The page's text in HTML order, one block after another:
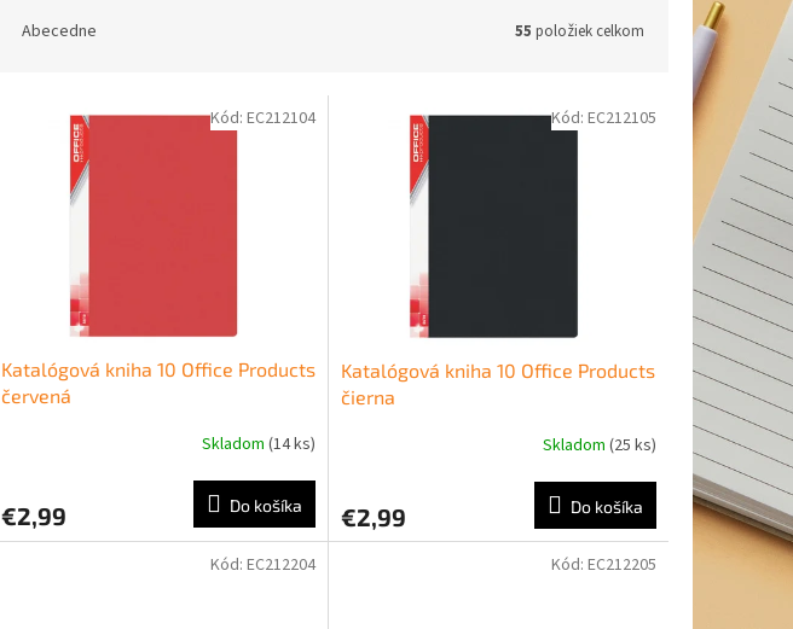
Abecedne 55 položiek celkom
Katalógová kniha 10 Office Products
červená
Skladom (14 ks)
€2,99 Do košíka
Kód: EC212104
Katalógová kniha 10 Office Products
čierna
Skladom (25 ks)
€2,99 Do košíka
Kód: EC212105
Kód: EC212204 Kód: EC212205